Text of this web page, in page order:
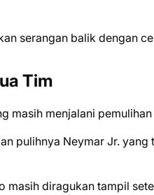
serangan balik dengan
Tim
masih menjalani
pulihnya Neymar Jr.
masih diragukan tampil